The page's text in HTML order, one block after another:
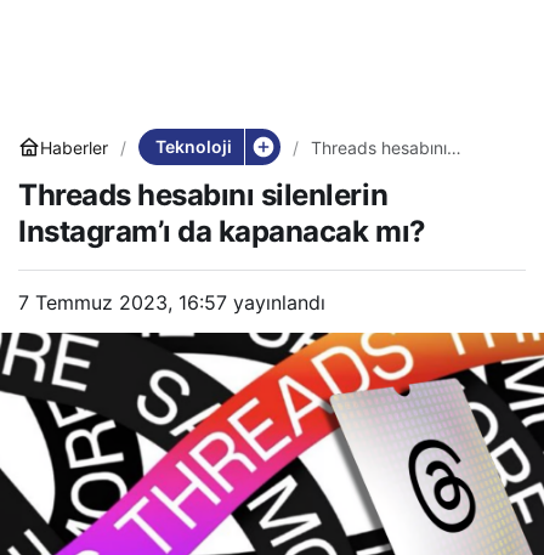
Haberler Teknoloji
Threads hesabını
kapanacak mı?
Threads hesabını silenlerin
Instagram’ı da kapanacak mı?
7 Temmuz 2023, 16:57 yayınlandı